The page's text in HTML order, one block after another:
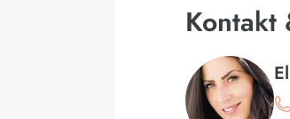
Kontakt